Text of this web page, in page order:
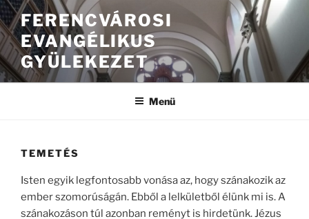
FERENCVÁROSI
EVANGÉLIKUS
GYÜLEKEZET
Menü
TEMETÉS
Isten egyik legfontosabb vonása az, hogy szánakozik az
ember szomorúságán. Ebből a lelkületből élünk mi is. A
szánakozáson túl azonban reményt is hirdetünk. Jézus